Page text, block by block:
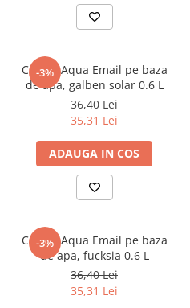
-3%
CORAL Aqua Email pe baza
de apa, galben solar 0.6 L
36,40 Lei
35,31 Lei
ADAUGA IN COS
-3%
CORAL Aqua Email pe baza
de apa, fucksia 0.6 L
36,40 Lei
35,31 Lei